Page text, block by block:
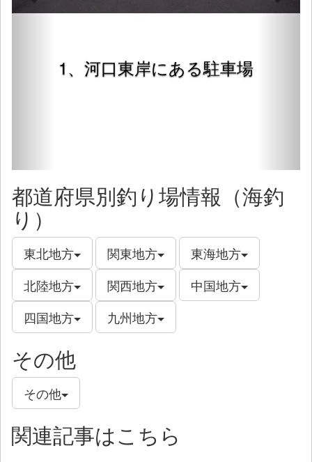
1、河口東岸にある駐車場
都道府県別釣り場情報（海釣
り）
東北地方 関東地方
東海地方
北陸地方
関西地方
中国地方
四国地方
九州地方
その他
その他
関連記事はこちら